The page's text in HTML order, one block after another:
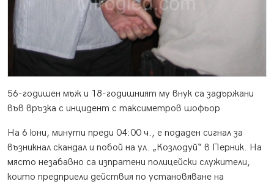
56-годишен мъж и 18-годишният му внук са задържани
във връзка с инцидент с таксиметров шофьор
На 6 юни, минути преди 04:00 ч., е подаден сигнал за
възникнал скандал и побой на ул. „Козлодуй“ в Перник. На
място незабавно са изпратени полицейски служители,
които предприели действия по установяване на